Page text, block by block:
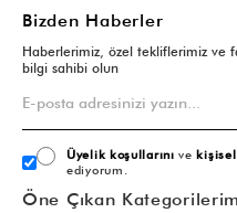
Bizden Haberler
Haberlerimiz, özel tekliflerimiz ve
bilgi sahibi olun
Üyelik koşullarını ve
ediyorum.
Öne Çıkan